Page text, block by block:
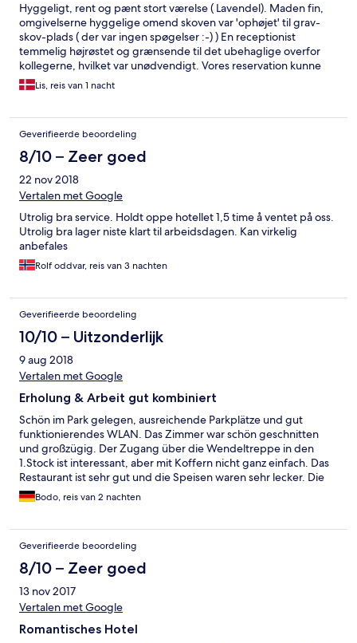
Hyggeligt, rent og pænt stort værelse ( Lavendel). Maden fin,
omgivelserne hyggelige omend skoven var 'ophøjet' til grav-
skov-plads ( der var ingen spøgelser :-) ) En receptionist
temmelig højrøstet og grænsende til det ubehaglige overfor
kollegerne, hvilket var unødvendigt. Vores reservation kunne
ikke findes, men der var plads og derfor intet problem. Wi-Fi
fungerede ret uregelmæssigt.
Lis, reis van 1 nacht
Geverifieerde beoordeling
8/10 – Zeer goed
22 nov 2018
Vertalen met Google
Utrolig bra service. Holdt oppe hotellet 1,5 time å ventet på oss.
Utrolig bra lager niste klart til arbeidsdagen. Kan virkelig
anbefales
Rolf oddvar, reis van 3 nachten
Geverifieerde beoordeling
10/10 – Uitzonderlijk
9 aug 2018
Vertalen met Google
Erholung & Arbeit gut kombiniert
Schön im Park gelegen, ausreichende Parkplätze und gut
funktionierendes WLAN. Das Zimmer war schön geschnitten
und großzügig. Der Zugang über die Wendeltreppe in den
1.Stock ist interessant, aber mit Koffern nicht ganz einfach. Das
Restaurant ist sehr gut und die Speisen waren sehr lecker. Die
Preise sind etwas höher als in Deutschland, aber angemessen.
Bodo, reis van 2 nachten
Geverifieerde beoordeling
8/10 – Zeer goed
13 nov 2017
Vertalen met Google
Romantisches Hotel